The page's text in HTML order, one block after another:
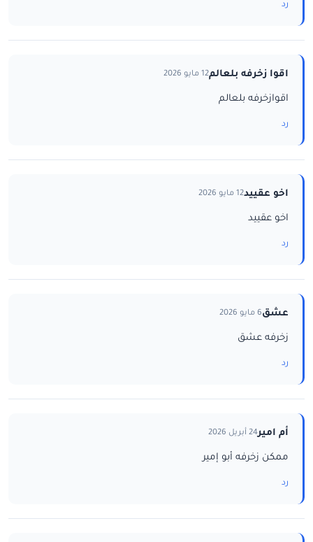
رد
اقوا زخرفه بلعالم12 مايو 2026
اقوازخرفه بلعالم
رد
اخو عقييد12 مايو 2026
اخو عقييد
رد
عشق6 مايو 2026
زخرفه عشق
رد
أم امير24 أبريل 2026
ممكن زخرفه أبو إمير
رد